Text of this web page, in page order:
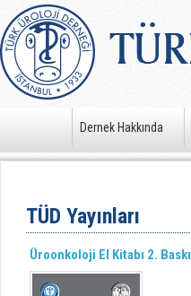
Dernek Hakkında
TÜD Yayınları
Üroonkoloji El Kitabı 2. Baskı